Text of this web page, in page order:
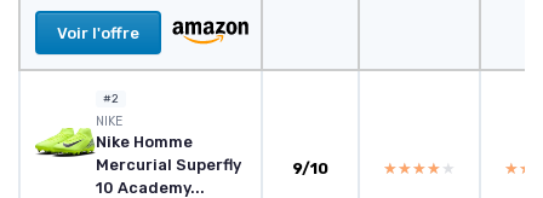
Voir l'offre
#2
NIKE
Nike Homme
Mercurial Superfly
10 Academy...
9/10 ★★★★★
★★★★★